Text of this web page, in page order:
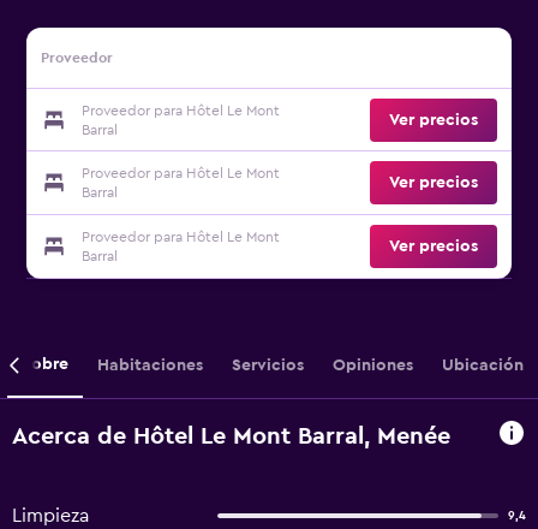
Proveedor
Proveedor para Hôtel Le Mont
Barral
Ver precios
Proveedor para Hôtel Le Mont
Barral
Ver precios
Proveedor para Hôtel Le Mont
Barral
Ver precios
Sobre Habitaciones Servicios Opiniones Ubicación
Acerca de Hôtel Le Mont Barral, Menée
Limpieza 9,4